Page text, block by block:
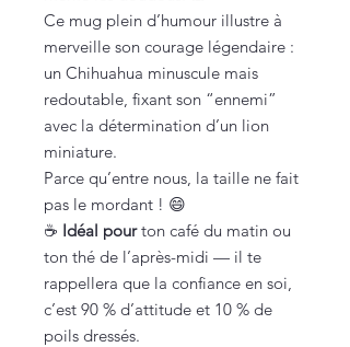
Ce mug plein d’humour illustre à
merveille son courage légendaire :
un Chihuahua minuscule mais
redoutable, fixant son “ennemi”
avec la détermination d’un lion
miniature.
Parce qu’entre nous, la taille ne fait
pas le mordant ! 😄
☕ Idéal pourton café du matin ou
ton thé de l’après-midi — il te
rappellera que la confiance en soi,
c’est 90 % d’attitude et 10 % de
poils dressés.